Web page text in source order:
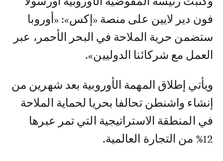
فون دير لايين على منصة «إكس»: «أوروبا
ستضمن حرية الملاحة في البحر الأحمر، عبر
العمل مع شركائنا الدوليين».
ويأتي إطلاق المهمة الأوروبية بعد شهرين من
إنشاء واشنطن تحالفا بحريا لحماية الملاحة
في المنطقة الاستراتيجية التي تمر عبرها
12% من التجارة العالمية.